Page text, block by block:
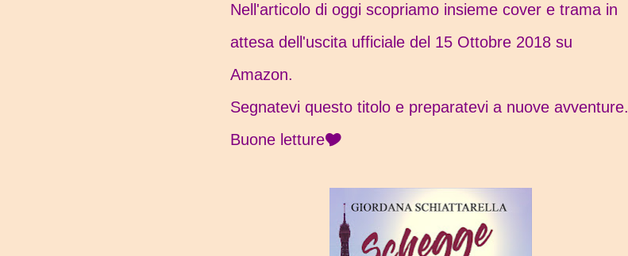
Nell'articolo di oggi scopriamo insieme cover e trama in
attesa dell'uscita ufficiale del 15 Ottobre 2018 su
Amazon.
Segnatevi questo titolo e preparatevi a nuove avventure.
Buone letture🎔